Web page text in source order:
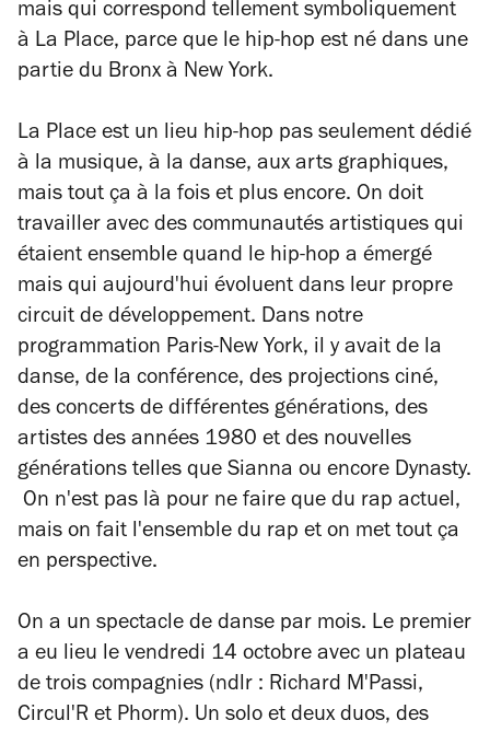
mais qui correspond tellement symboliquement
à La Place, parce que le hip-hop est né dans une
partie du Bronx à New York.
La Place est un lieu hip-hop pas seulement dédié
à la musique, à la danse, aux arts graphiques,
mais tout ça à la fois et plus encore. On doit
travailler avec des communautés artistiques qui
étaient ensemble quand le hip-hop a émergé
mais qui aujourd'hui évoluent dans leur propre
circuit de développement. Dans notre
programmation Paris-New York, il y avait de la
danse, de la conférence, des projections ciné,
des concerts de différentes générations, des
artistes des années 1980 et des nouvelles
générations telles que Sianna ou encore Dynasty.
On n'est pas là pour ne faire que du rap actuel,
mais on fait l'ensemble du rap et on met tout ça
en perspective.
On a un spectacle de danse par mois. Le premier
a eu lieu le vendredi 14 octobre avec un plateau
de trois compagnies (ndlr : Richard M'Passi,
Circul'R et Phorm). Un solo et deux duos, des